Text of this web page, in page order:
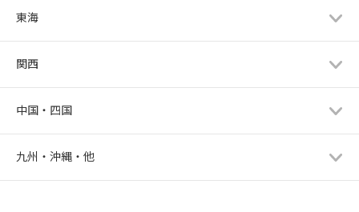
東海
関西
中国・四国
九州・沖縄・他